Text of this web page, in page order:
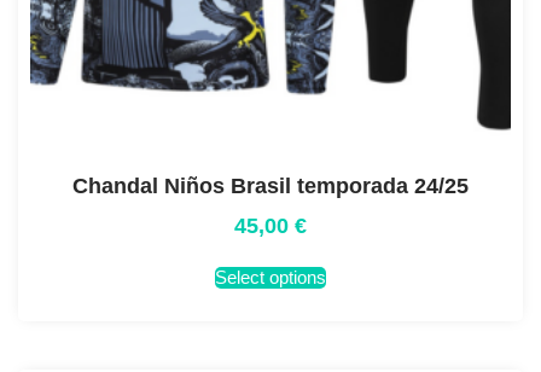
Chandal Niños Brasil temporada 24/25
45,00 €
Select options